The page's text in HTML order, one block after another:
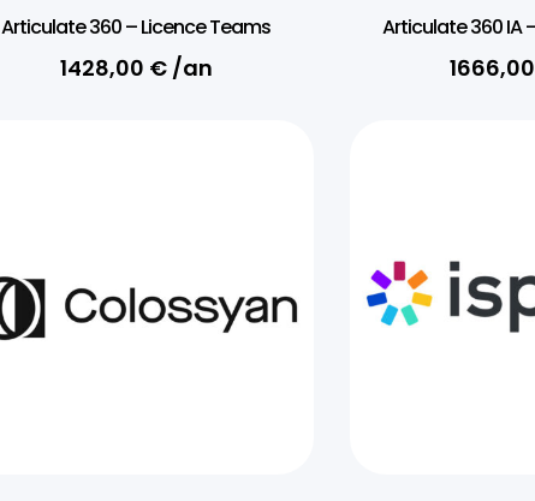
Articulate 360 – Licence Teams
1428,00 €/an
Articulate 360 IA
1666,00